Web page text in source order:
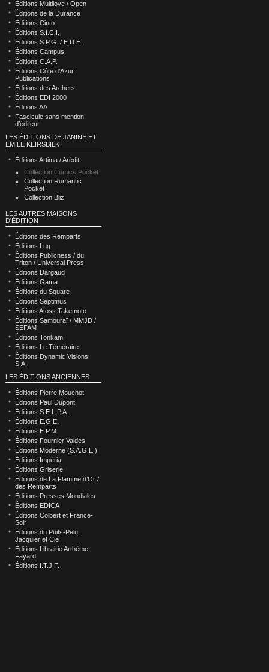
Éditions Multilove / Open
Éditions de la Durance
Éditions Cinto
Éditions S.I.C.I.
Éditions S.P.G. / E.D.H.
Éditions Campus
Éditions C.A.P.
Éditions Côte d’Azur
Publications
Éditions des Archers
Éditions EDI 2000
Éditions AA
Fascicule sans mention
d’éditeur
LES ÉDITIONS DE JANINE ET
EMILE KEIRSBILK
Éditions Artima / Arédit
Collection Comics Pocket
Collection Romantic
Pocket
Collection Bliz
LES AUTRES MAISONS
D'ÉDITION
Éditions des Remparts
Éditions Lug
Éditions Publicness / du
Triton / Universal Press
Éditions Dargaud
Éditions Gama
Éditions du Square
Éditions Septimus
Éditions Atoss Takemoto
Éditions Samouraï / MMJD /
SEFAM
Éditions Tonkam
Éditions Le Téméraire
Éditions Dynamic Visions
S.A.
LES ÉDITIONS ANCIENNES
Éditions Pierre Mouchot
Éditions Paul Dupont
Éditions S.E.L.P.A.
Éditions E.G.E.
Éditions E.P.M.
Éditions Fournier Valdès
Éditions Moderne (S.A.G.E.)
Éditions Impéria
Éditions Griserie
Éditions de La Flamme d’Or /
des Remparts
Éditions Presses Mondiales
Éditions EDICA
Éditions Colbert et France-
Soir
Éditions du Puits-Pelu,
Jacquier et Cie
Éditions Librairie Arthème
Fayard
Éditions I.T.J.F.